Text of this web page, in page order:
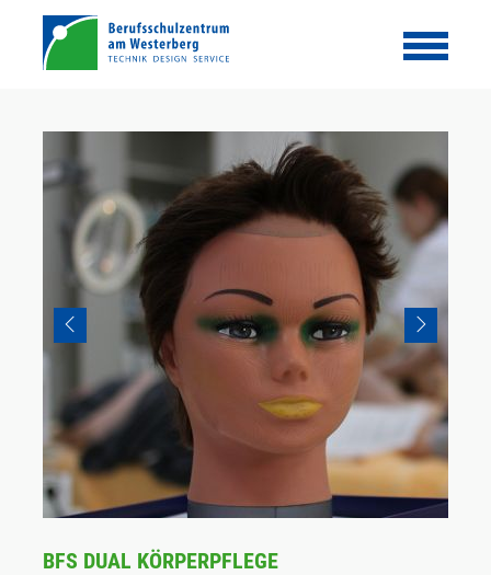
BFS DUAL KÖRPERPFLEGE